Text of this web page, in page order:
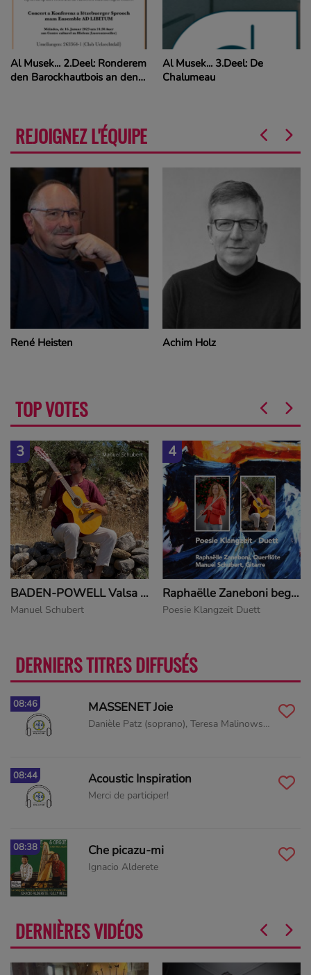
Al Musek... 3.Deel: De
Chalumeau
Bach in the Subways 2023
REJOIGNEZ L'ÉQUIPE
Achim Holz Rosch Mirkes
TOP VOTES
4
Raphaëlle Zaneboni begrüßt Manuel Schubert
Poesie Klangzeit Duett
5
Astor PIAZZOLLA Bordel, Night-Club (Histoire du Tango, I / III)
DERNIERS TITRES DIFFUSÉS
08:46 MASSENET Joie
Danièle Patz (soprano), Teresa Malinowska (mezzo), Carolina Valbuena
08:44 Acoustic Inspiration
Merci de participer!
08:38 Che picazu-mi
Ignacio Alderete
DERNIÈRES VIDÉOS